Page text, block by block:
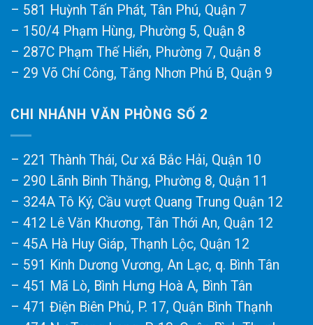
– 581 Huỳnh Tấn Phát, Tân Phú, Quận 7
– 150/4 Phạm Hùng, Phường 5, Quận 8
– 287C Phạm Thế Hiển, Phường 7, Quận 8
– 29 Võ Chí Công, Tăng Nhơn Phú B, Quận 9
CHI NHÁNH VĂN PHÒNG SỐ 2
– 221 Thành Thái, Cư xá Bắc Hải, Quận 10
– 290 Lãnh Binh Thăng, Phường 8, Quận 11
– 324A Tô Ký, Cầu vượt Quang Trung Quận 12
– 412 Lê Văn Khương, Tân Thới An, Quận 12
– 45A Hà Huy Giáp, Thạnh Lộc, Quận 12
– 591 Kinh Dương Vương, An Lạc, q. Bình Tân
– 451 Mã Lò, Bình Hưng Hoà A, Bình Tân
– 471 Điện Biên Phủ, P. 17, Quận Bình Thạnh